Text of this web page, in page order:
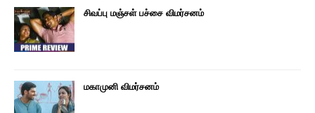
சிவப்பு மஞ்சள் பச்சை விமர்சனம்
மகாமுனி விமர்சனம்